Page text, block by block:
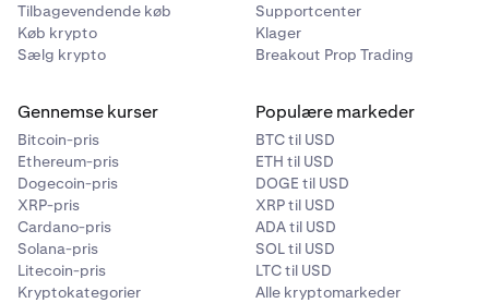
Tilbagevendende køb
Køb krypto
Sælg krypto
Supportcenter
Klager
Breakout Prop Trading
Gennemse kurser
Bitcoin-pris
Ethereum-pris
Dogecoin-pris
XRP-pris
Cardano-pris
Solana-pris
Litecoin-pris
Kryptokategorier
Populære markeder
BTC til USD
ETH til USD
DOGE til USD
XRP til USD
ADA til USD
SOL til USD
LTC til USD
Alle kryptomarkeder